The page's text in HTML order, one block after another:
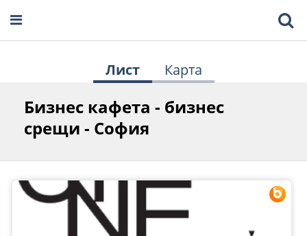
Лист Карта
Бизнес кафета - бизнес
срещи - София